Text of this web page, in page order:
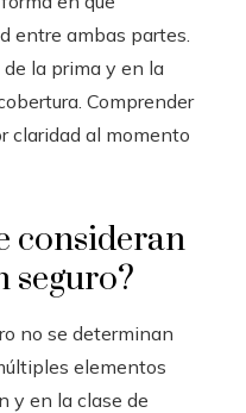
entre ambas partes.
la prima y en la
Comprender
claridad al momento
consideran
seguro?
no se determinan
elementos
y en la clase de